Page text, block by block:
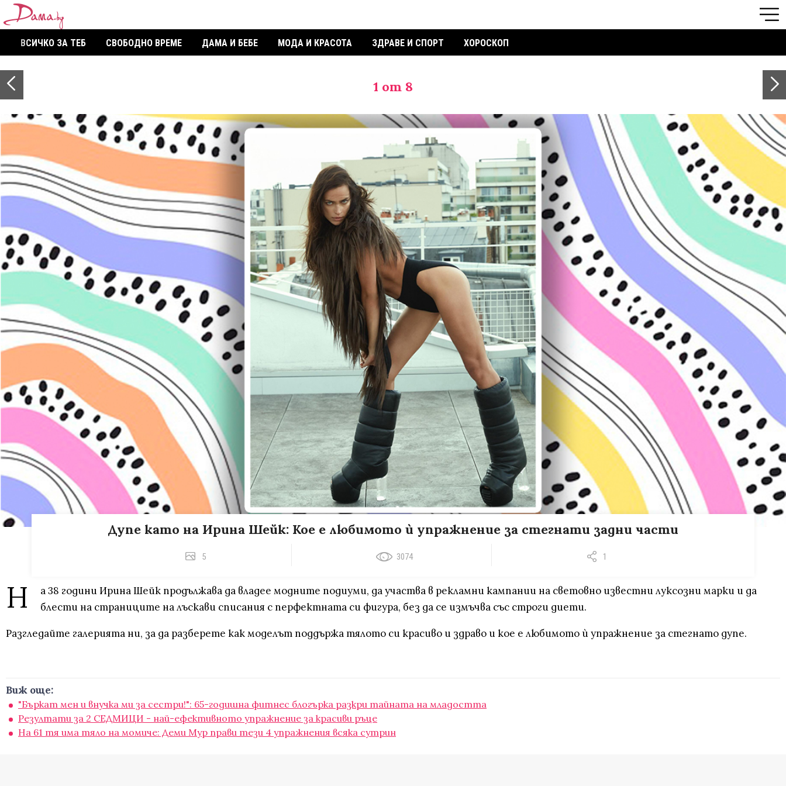
ВСИЧКО ЗА ТЕБ СВОБОДНО ВРЕМЕ ДАМА И БЕБЕ МОДА И КРАСОТА ЗДРАВЕ И СПОРТ ХОРОСКОП
1 от 8
Дупе като на Ирина Шейк: Кое е любимото ѝ упражнение за стегнати задни части
5 3074 1
Н
а 38 години Ирина Шейк продължава да владее модните подиуми, да участва в рекламни кампании на световно известни луксозни марки и да
блести на страниците на лъскави списания с перфектната си фигура, без да се измъчва със строги диети.
Разгледайте галерията ни, за да разберете как моделът поддържа тялото си красиво и здраво и кое е любимото ѝ упражнение за стегнато дупе.
Виж още:
"Бъркат мен и внучка ми за сестри!": 65-годишна фитнес блогърка разкри тайната на младостта
Резултати за 2 СЕДМИЦИ - най-ефективното упражнение за красиви ръце
На 61 тя има тяло на момиче: Деми Мур прави тези 4 упражнения всяка сутрин